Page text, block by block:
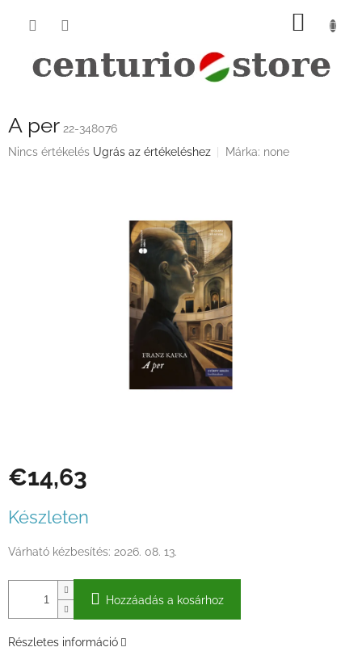
KOSÁR
A per 22-348076
A
Nincs értékelés Ugrás az értékeléshez Márka: none
€14,63
Készleten
Várható kézbesítés: 2026. 08. 13.
Hozzáadás a kosárhoz
Részletes információ